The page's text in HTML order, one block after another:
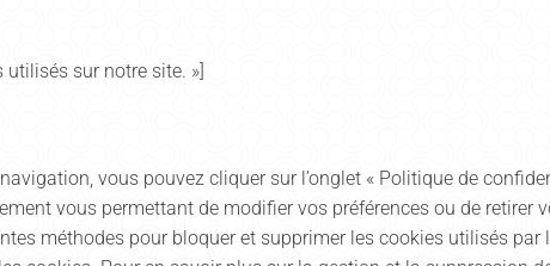
sur notre site. »]
vous pouvez cliquer sur l’onglet « Politique de
vous permettant de modifier vos préférences ou de retirer
méthodes pour bloquer et supprimer les cookies utilisés par